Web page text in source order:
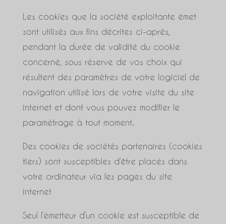
Les cookies que la société exploitante émet
sont utilisés aux fins décrites ci-après,
pendant la durée de validité du cookie
concerné, sous réserve de vos choix qui
résultent des paramètres de votre logiciel de
navigation utilisé lors de votre visite du site
internet et dont vous pouvez modifier le
paramétrage à tout moment.
Des cookies de sociétés partenaires (cookies
tiers) sont susceptibles d’être placés dans
votre ordinateur via les pages du site
internet
Seul l’émetteur d’un cookie est susceptible de